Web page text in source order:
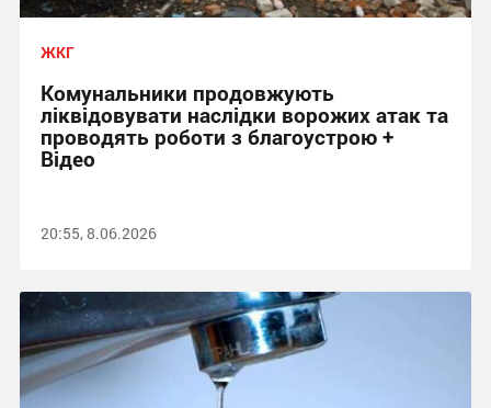
ЖКГ
Комунальники продовжують
ліквідовувати наслідки ворожих атак та
проводять роботи з благоустрою +
Відео
20:55, 8.06.2026